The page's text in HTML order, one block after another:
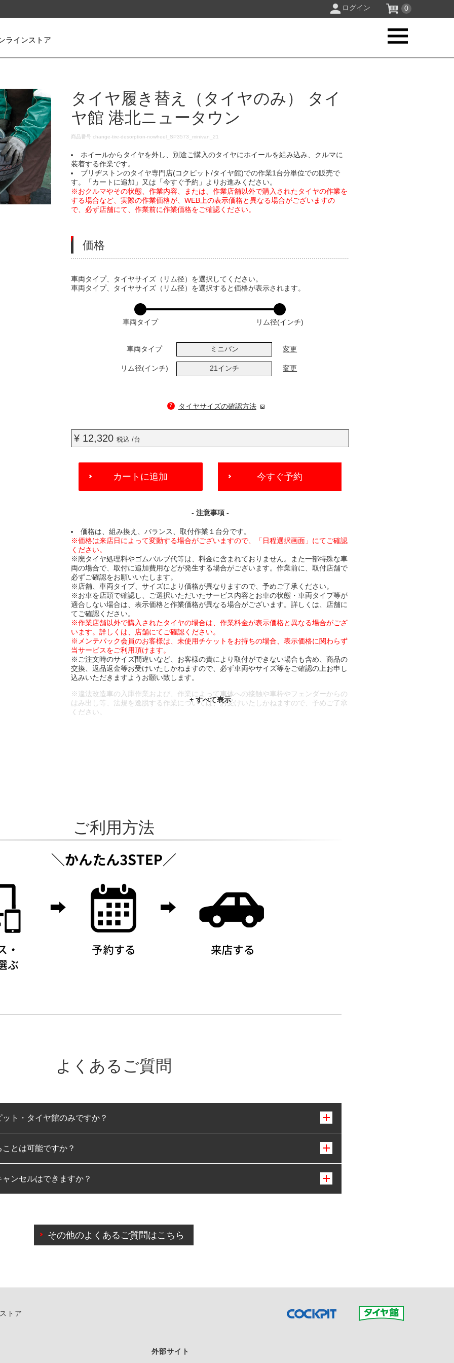
ログイン 0
ラインストア
タイヤ履き替え（タイヤのみ） タイ
ヤ館 港北ニュータウン
DETAILS
商品番号change-tire-desorption-nowheel_SP3573_minivan_21
ホイールからタイヤを外し、別途ご購入のタイヤにホイールを組み込み、クルマに
装着する作業です。
ブリヂストンのタイヤ専門店(コクピット/タイヤ館)での作業1台分単位での販売で
す。「カートに追加」又は「今すぐ予約」よりお進みください。
※おクルマやその状態、作業内容、または、作業店舗以外で購入されたタイヤの作業を
する場合など、実際の作業価格が、WEB上の表示価格と異なる場合がございますの
で、必ず店舗にて、作業前に作業価格をご確認ください。
価格
VARIATIONS
車両タイプ、タイヤサイズ（リム径）を選択してください。
車両タイプ、タイヤサイズ（リム径）を選択すると価格が表示されます。
車両タイプ リム径(インチ)
車両タイプ ミニバン 変更
リム径(インチ) 21インチ 変更
? タイヤサイズの確認方法
¥ 12,320税込 /台
ADD
CART
カートに追加 今すぐ予約
- 注意事項 -
価格は、組み換え、バランス、取付作業１台分です。
※価格は来店日によって変動する場合がございますので、「日程選択画面」にてご確認
ください。
※廃タイヤ処理料やゴムバルブ代等は、料金に含まれておりません。また一部特殊な車
両の場合で、取付に追加費用などが発生する場合がございます。作業前に、取付店舗で
必ずご確認をお願いいたします。
※店舗、車両タイプ、サイズにより価格が異なりますので、予めご了承ください。
※お車を店頭で確認し、ご選択いただいたサービス内容とお車の状態・車両タイプ等が
適合しない場合は、表示価格と作業価格が異なる場合がございます。詳しくは、店舗に
てご確認ください。
※作業店舗以外で購入されたタイヤの場合は、作業料金が表示価格と異なる場合がござ
います。詳しくは、店舗にてご確認ください。
※メンテパック会員のお客様は、未使用チケットをお持ちの場合、表示価格に関わらず
当サービスをご利用頂けます。
※ご注文時のサイズ間違いなど、お客様の責により取付ができない場合も含め、商品の
交換、返品返金等お受けいたしかねますので、必ず車両やサイズ等をご確認の上お申し
込みいただきますようお願い致します。
※違法改造車の入庫作業および、作業によって車体への接触や車枠やフェンダーからの
はみ出し等、法規を逸脱する作業については、お受けいたしかねますので、予めご了承
ください。
ご利用方法
よくあるご質問
ト・タイヤ館のみですか？
みとなります。
とは可能ですか？
可能です。
ンセルはできますか？
によりご予約のキャンセルをご希望の際は、直接ご予約いただいた店舗へご連絡くださ
その他のよくあるご質問はこちら
トア
外部サイト